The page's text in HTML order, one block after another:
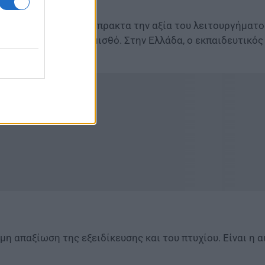
αναγνωρίζοντας έμπρακτα την αξία του
τον κατώτατο μισθό. Στην Ελλάδα, ο εκπαιδευτικός
απαξίωση της εξειδίκευσης και του πτυχίου. Είναι η